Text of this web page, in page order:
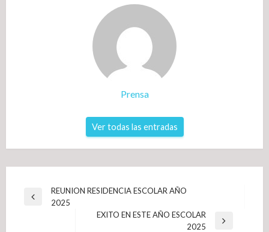
Prensa
Ver todas las entradas
Navegación
Entrada
REUNION RESIDENCIA ESCOLAR AÑO
2025
EXITO EN ESTE AÑO ESCOLAR
2025